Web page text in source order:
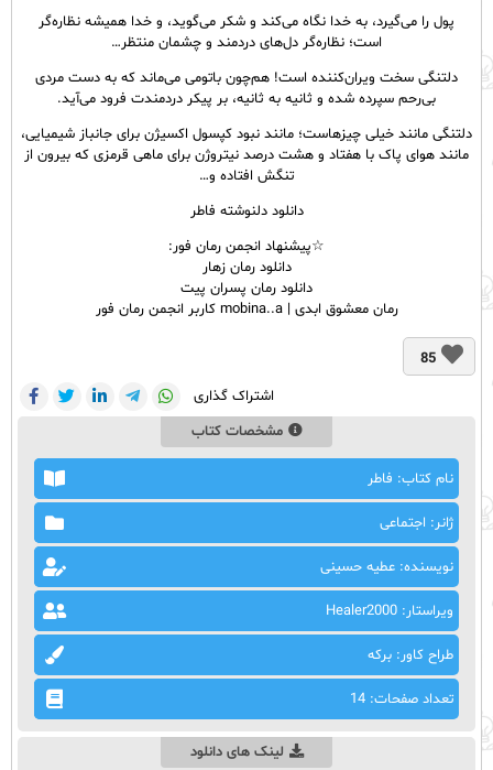
پول را می‌گیرد، به خدا نگاه می‌کند و شکر می‌گوید، و خدا همیشه نظاره‌گر
است؛ نظاره‌گر دل‌های دردمند و چشمان منتظر…
دلتنگی سخت ویران‌کننده است! هم‌چون باتومی می‌ماند که به دست مردی
بی‌رحم سپرده شده و ثانیه ‌به‌ ثانیه، بر پیکر دردمندت فرود می‌آید.
دلتنگی مانند خیلی چیزهاست؛ مانند نبود کپسول اکسیژن برای جانباز شیمیایی،
مانند هوای پاک با هفتاد و هشت درصد نیتروژن برای ماهی قرمزی که بیرون از
تنگش افتاده و…
دانلود دلنوشته فاطر
☆پیشنهاد انجمن رمان فور:
دانلود رمان زهار
دانلود رمان پسران پیت
رمان معشوق ابدی | mobina..a کاربر انجمن رمان فور
85
اشتراک گذاری
مشخصات کتاب
نام کتاب: فاطر
ژانر: اجتماعی
نویسنده: عطیه حسینی
ویراستار: Healer2000
طراح کاور: برکه
تعداد صفحات: 14
لینک های دانلود